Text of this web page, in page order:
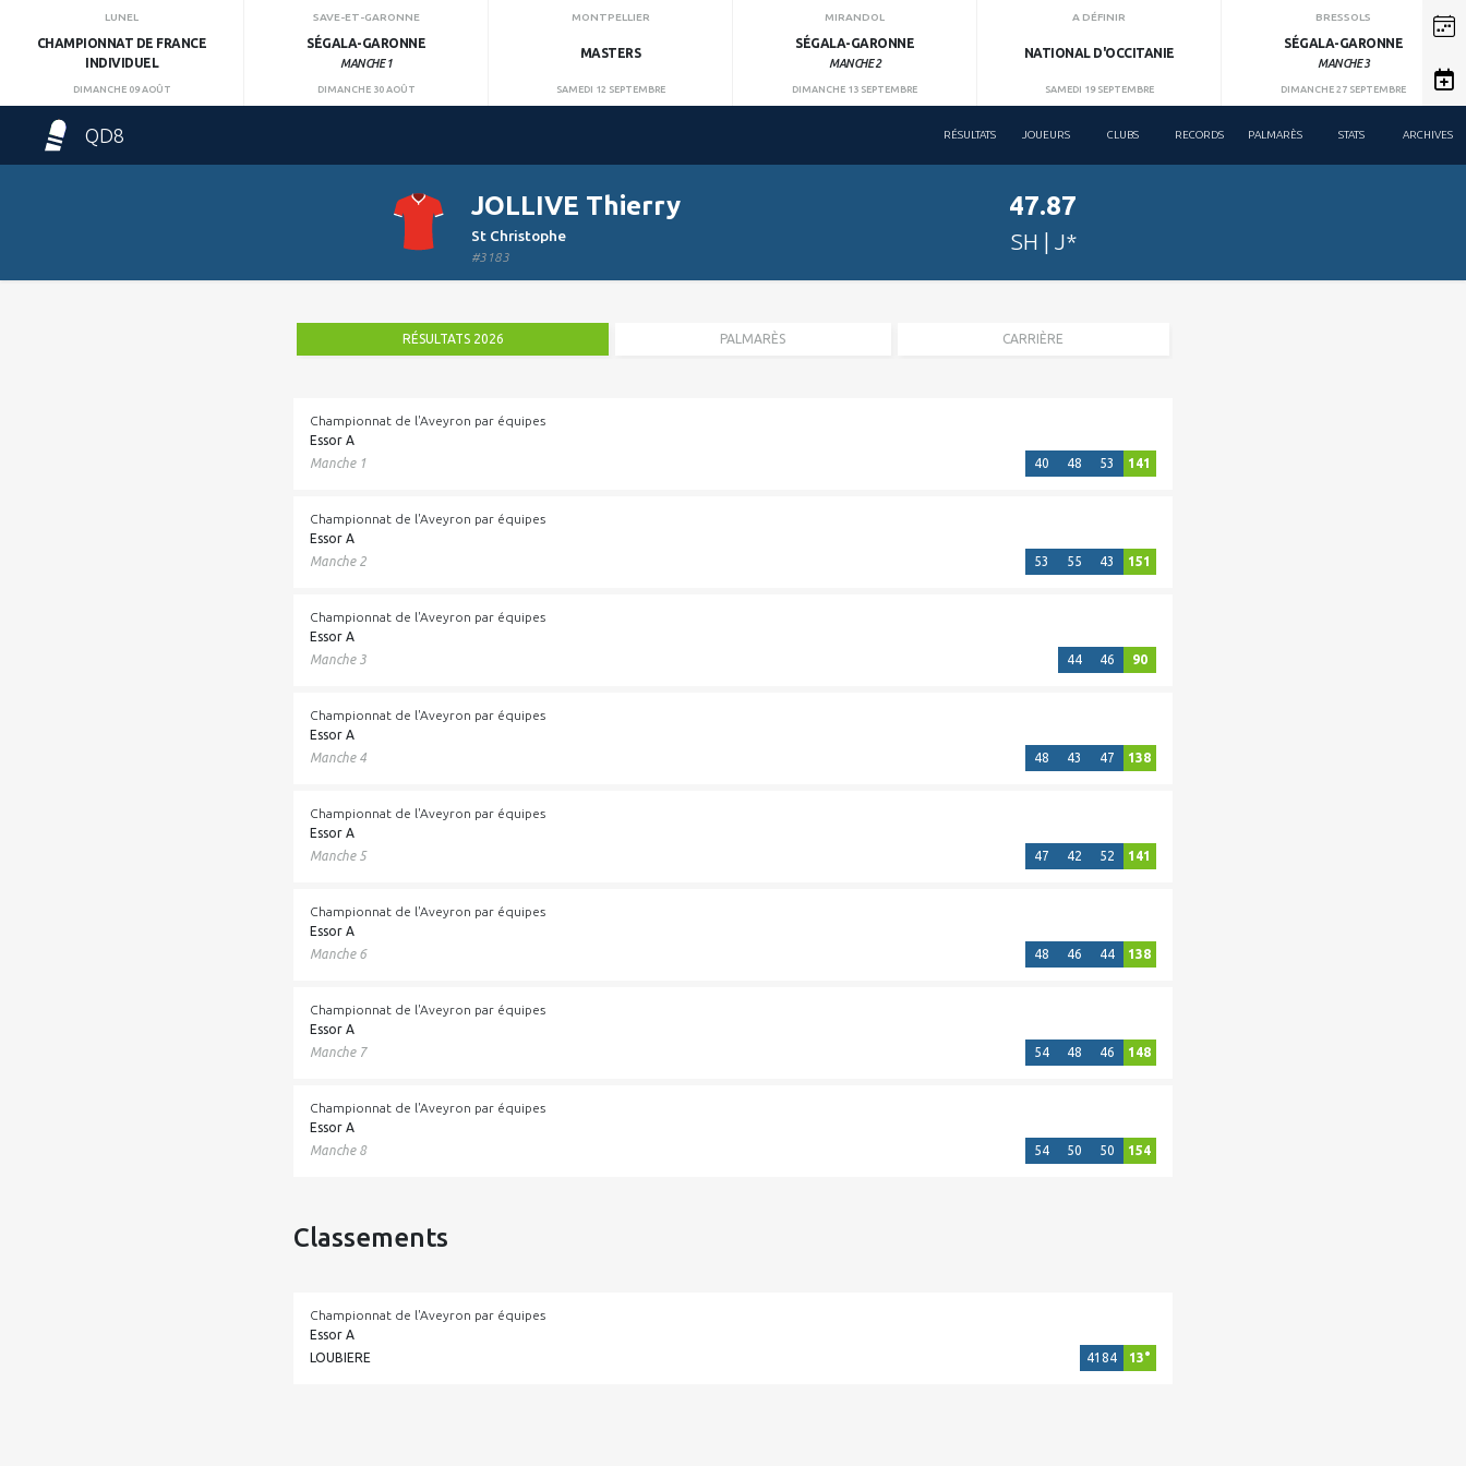
LUNEL
CHAMPIONNAT DE FRANCE
INDIVIDUEL
DIMANCHE 09 AOÛT
SAVE-ET-GARONNE
SÉGALA-GARONNE
MANCHE 1
DIMANCHE 30 AOÛT
MONTPELLIER
MASTERS
SAMEDI 12 SEPTEMBRE
MIRANDOL
SÉGALA-GARONNE
MANCHE 2
DIMANCHE 13 SEPTEMBRE
A DÉFINIR
NATIONAL D'OCCITANIE
SAMEDI 19 SEPTEMBRE
BRESSOLS
SÉGALA-GARONNE
MANCHE 3
DIMANCHE 27 SEPTEMBRE
QD8 RÉSULTATS JOUEURS CLUBS RECORDS PALMARÈS STATS ARCHIVES
JOLLIVE Thierry
St Christophe
#3183
47.87
SH | J*
RÉSULTATS 2026 PALMARÈS CARRIÈRE
Championnat de l'Aveyron par équipes
Essor A
Manche 1
40 48 53 141
Championnat de l'Aveyron par équipes
Essor A
Manche 2
53 55 43 151
Championnat de l'Aveyron par équipes
Essor A
Manche 3
44 46 90
Championnat de l'Aveyron par équipes
Essor A
Manche 4
48 43 47 138
Championnat de l'Aveyron par équipes
Essor A
Manche 5
47 42 52 141
Championnat de l'Aveyron par équipes
Essor A
Manche 6
48 46 44 138
Championnat de l'Aveyron par équipes
Essor A
Manche 7
54 48 46 148
Championnat de l'Aveyron par équipes
Essor A
Manche 8
54 50 50 154
Classements
Championnat de l'Aveyron par équipes
Essor A
LOUBIERE
4184 13°